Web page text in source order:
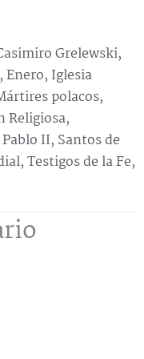
Grelewski,
,Enero, Iglesia
polacos,
Religiosa,
II, Santos de
,Testigos de la Fe,